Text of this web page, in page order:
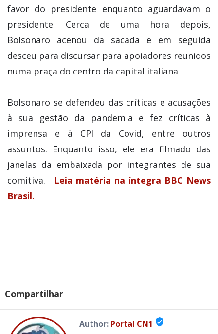
favor do presidente enquanto aguardavam o
presidente. Cerca de uma hora depois,
Bolsonaro acenou da sacada e em seguida
desceu para discursar para apoiadores reunidos
numa praça do centro da capital italiana.
Bolsonaro se defendeu das críticas e acusações
à sua gestão da pandemia e fez críticas à
imprensa e à CPI da Covid, entre outros
assuntos. Enquanto isso, ele era filmado das
janelas da embaixada por integrantes de sua
comitiva.
Leia matéria na íntegra BBC News
Brasil.
Compartilhar
Author: Portal CN1 verified_user